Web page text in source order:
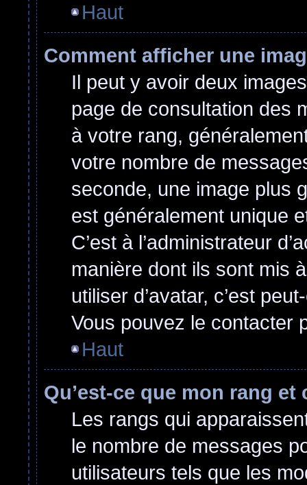
Haut
Comment afficher une
Il peut y avoir deux
page de consultation des
à votre rang,
votre nombre de
seconde, une image plus
est généralement unique
C’est à l’administrateur
manière dont ils sont mis
utiliser d’avatar, c’est
Vous pouvez le contacter
Haut
Qu’est-ce que mon rang
Les rangs qui
le nombre de messages
utilisateurs tels que les